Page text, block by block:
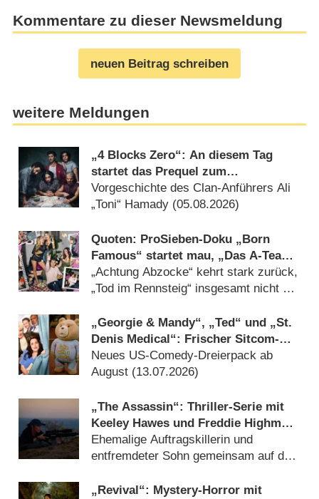
Kommentare zu dieser Newsmeldung
neuen Beitrag schreiben
weitere Meldungen
„4 Blocks Zero“: An diesem Tag
startet das Prequel zum
Gangsterdrama
Vorgeschichte des Clan-Anführers Ali
„Toni“ Hamady (05.08.2026)
Quoten: ProSieben-Doku „Born
Famous“ startet mau, „Das A-Team“
holt Zielgruppensieg
„Achtung Abzocke“ kehrt stark zurück,
„Tod im Rennsteig“ insgesamt nicht zu
„Georgie & Mandy“, „Ted“ und „St.
Denis Medical“: Frischer Sitcom-
Nachschub auf ProSieben
Neues US-Comedy-Dreierpack ab
August (13.07.2026)
„The Assassin“: Thriller-Serie mit
Keeley Hawes und Freddie Highmore
kommt endlich nach Deutschland
Ehemalige Auftragskillerin und
entfremdeter Sohn gemeinsam auf der
„Revival“: Mystery-Horror mit